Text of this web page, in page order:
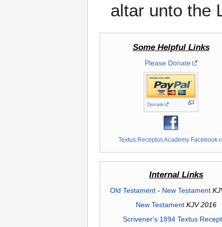
altar unto the
Some Helpful Links
Please Donate
Donate
Textus Receptus Academy Facebook
Internal Links
Old Testament- New Testament
New Testament KJV 2016
Scrivener's 1894 Textus